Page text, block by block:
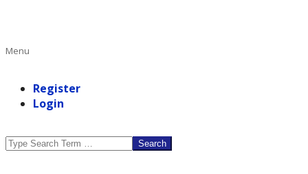
Primary
Menu
Register
Login
Search